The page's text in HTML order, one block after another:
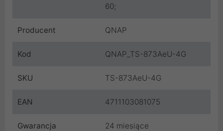
60;
Producent QNAP
Kod QNAP_TS-873AeU-4G
SKU TS-873AeU-4G
EAN 4711103081075
Gwarancja
24 miesiące